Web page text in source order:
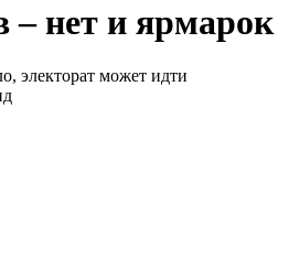
– нет и ярмарок
электорат может идти